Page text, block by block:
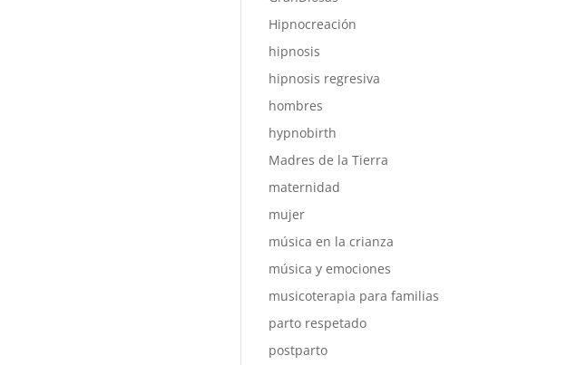
Hipnocreación
hipnosis
hipnosis regresiva
hombres
hypnobirth
Madres de la Tierra
maternidad
mujer
música en la crianza
música y emociones
musicoterapia para familias
parto respetado
postparto